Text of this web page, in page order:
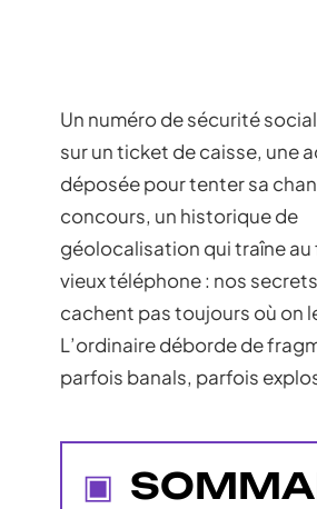
Un numéro de sécurité
sur un ticket de caisse, une
déposée pour tenter sa
concours, un historique de
géolocalisation qui traîne au
vieux téléphone : nos
cachent pas toujours où on
L’ordinaire déborde de
parfois banals, parfois